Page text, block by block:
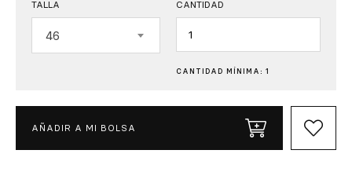
TALLA
46
CANTIDAD
CANTIDAD MÍNIMA: 1
AÑADIR A MI BOLSA